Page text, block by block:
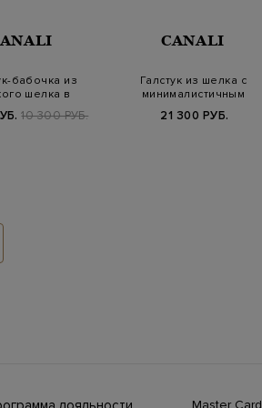
бабочка из
шелка в
10 300 РУБ.
CANALI
Галстук из шелка с
минималистичным
21 300 РУБ.
Master Card